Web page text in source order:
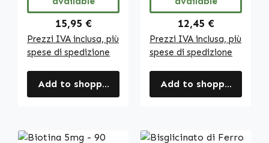
Regular price:
15,95 €
Prezzi IVA inclusa, più
spese di spedizione
Add to shopping cart
Vitalstoffe
Regular price:
12,45 €
Prezzi IVA inclusa, più
spese di spedizione
Add to shopping cart